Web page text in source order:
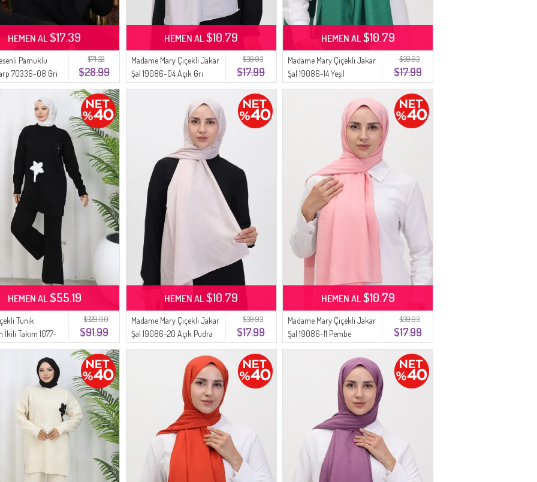
$71.32
$28.99
Pamuklu
70336-08 Gri
HEMEN AL$17.39
$39.93
$17.99
Madame Mary Çiçekli Jakar
Şal 19086-04 Açık Gri
HEMEN AL$10.79
$39.93
$17.99
Madame Mary Çiçekli Jakar
Şal 19086-14 Yeşil
HEMEN AL$10.79
$329.00
$91.99
Tunik
İkili Takım 1077-
HEMEN AL$55.19
$39.93
$17.99
Madame Mary Çiçekli Jakar
Şal 19086-20 Açık Pudra
HEMEN AL$10.79
$39.93
$17.99
Madame Mary Çiçekli Jakar
Şal 19086-11 Pembe
HEMEN AL$10.79